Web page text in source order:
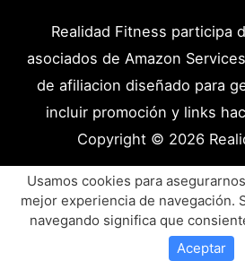
Sabes
estás
consumiendo?
hay
15)
Realidad Fitness participa
asociados de Amazon
de afiliacion diseñado para
incluir promoción y links
Copyright © 2026
Políticas de Privacidad –
Disclaimer Médico
Productos y Recursos
Usamos cookies para
mejor experiencia de navegación.
navegando significa que
Aceptar